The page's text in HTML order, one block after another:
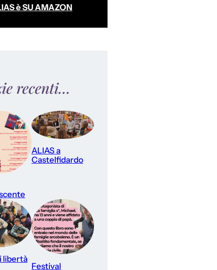
è SU AMAZON
recenti…
ALIAS a
Castelfidardo
libertà
Festival